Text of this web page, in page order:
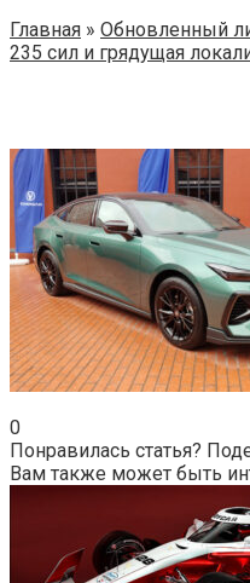
Главная » Обновленный
235 сил и грядущая
0
Понравилась статья?
Вам также может быть